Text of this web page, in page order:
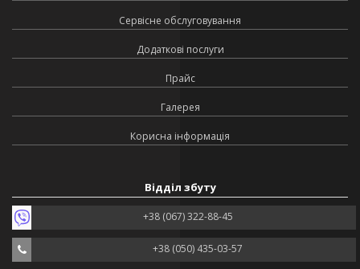
Сервісне обслуговування
Додаткові послуги
Прайс
Галерея
Корисна інформація
Відділ збуту
+38 (067) 322-88-45
+38 (050) 435-03-57